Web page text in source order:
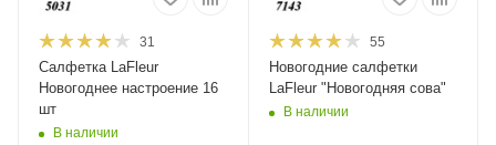
31
Салфетка LaFleur
Новогоднее настроение 16
шт
В наличии
55
Новогодние салфетки
LaFleur "Новогодняя сова"
В наличии